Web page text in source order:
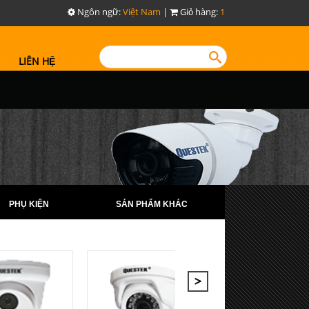
Ngôn ngữ:Việt Nam | Giỏ hàng: 1
LIÊN HỆ
PHỤ KIỆN SẢN PHẨM KHÁC